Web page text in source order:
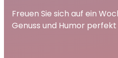
Freuen Sie sich auf ein
Genuss und Humor